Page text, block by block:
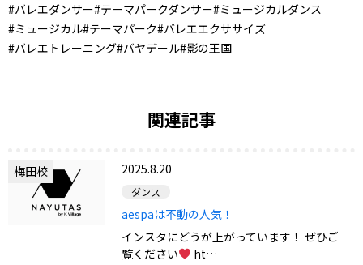
#バレエダンサー#テーマパークダンサー#ミュージカルダンス
#ミュージカル#テーマパーク#バレエエクササイズ
#バレエトレーニング#バヤデール#影の王国
関連記事
梅田校 2025.8.20
ダンス
aespaは不動の人気！
インスタにどうが上がっています！ ぜひご
覧ください
ht…